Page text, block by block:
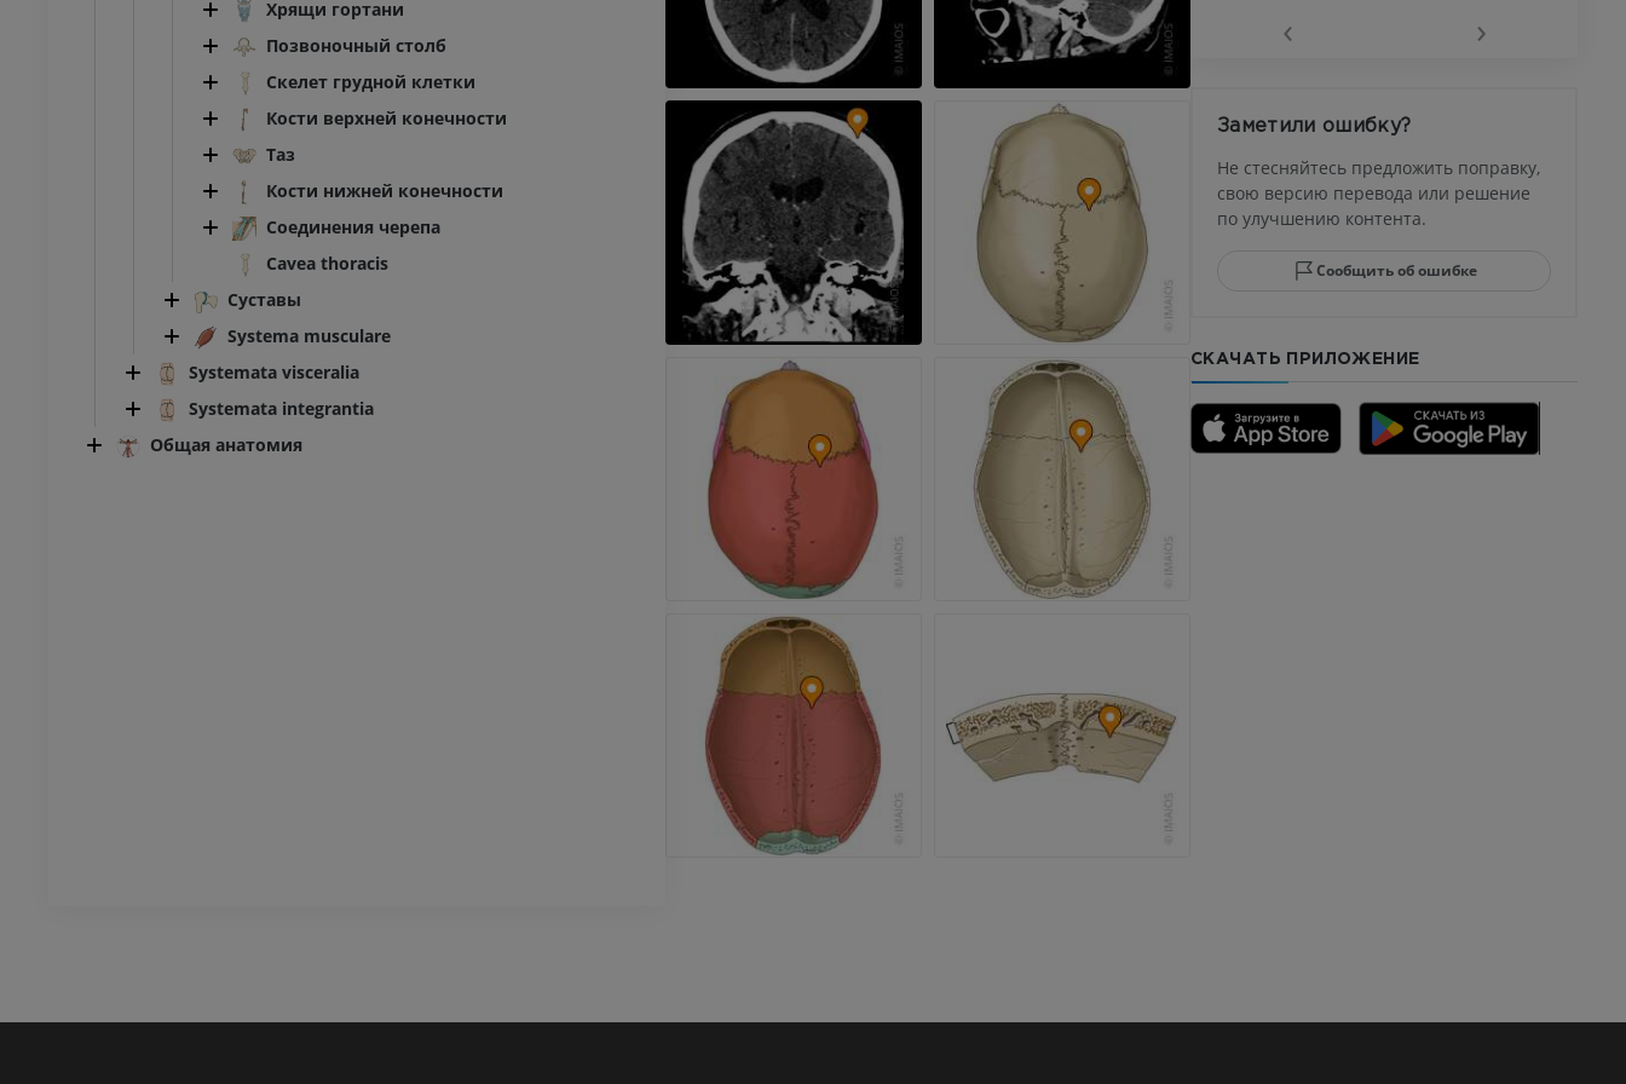
Хрящи гортани
Позвоночный столб
Скелет грудной клетки
Кости верхней конечности
Таз
Кости нижней конечности
Соединения черепа
Cavea thoracis
Суставы
Systema musculare
Systemata visceralia
Systemata integrantia
Общая анатомия
Иллюстрации
ПРЕМИУМ
Ankle and foot CT
Рентгенография
верхней конечности
Рентгенограммы
ПРЕМИУМ
Верхняя конечность
Иллюстрации
ПРЕМИУМ
Ангиография артерий
верхней конечности
Ангиография
Visible Human Project
ПРЕМИУМ
КТ-артрография
коленного сустава
КТ артрограмма
ПРЕМИУМ
МРТ предплюсны и
заднего отдела стопы
MPT
ПРЕМИУМ
МРТ переднего отдела
стопы
MPT
ПРЕМИУМ
Lower limb CTA
KT
ПРЕМИУМ
Ангиография артерий
нижних конечностей
‹ ›
Заметили ошибку?
Не стесняйтесь предложить поправку,
свою версию перевода или решение
по улучшению контента.
Сообщить об ошибке
СКАЧАТЬ ПРИЛОЖЕНИЕ